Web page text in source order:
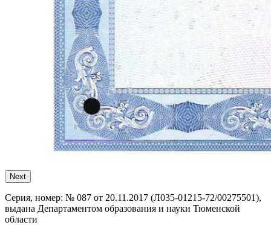
Next
Серия, номер: № 087 от 20.11.2017 (Л035-01215-72/00275501),
выдана Департаментом образования и науки Тюменской
области